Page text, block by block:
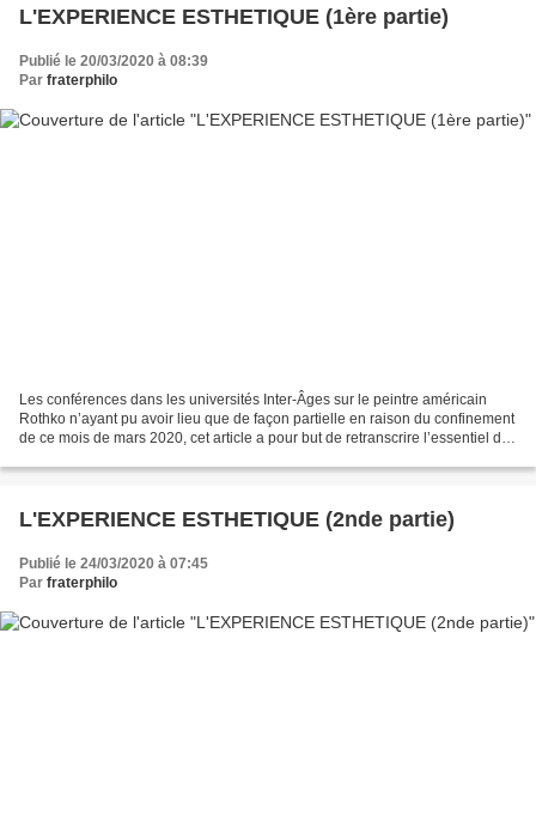
L'EXPERIENCE ESTHETIQUE (1ère partie)
Publié le 20/03/2020 à 08:39
Par fraterphilo
Les conférences dans les universités Inter-Âges sur le peintre américain
Rothko n’ayant pu avoir lieu que de façon partielle en raison du confinement
de ce mois de mars 2020, cet article a pour but de retranscrire l’essentiel de
L'EXPERIENCE ESTHETIQUE (2nde partie)
Publié le 24/03/2020 à 07:45
Par fraterphilo